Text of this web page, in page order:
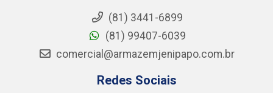
(81) 3441-6899
(81) 99407-6039
comercial@armazemjenipapo.com.br
Redes Sociais